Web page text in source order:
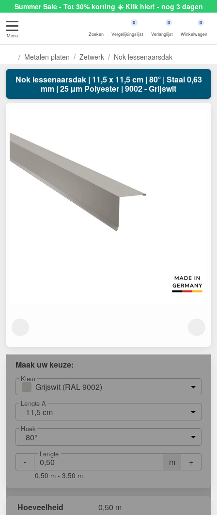
Summer Sale - Tot 30% korting ☀️ Klik hier! - nog 3 dagen
Menu Zoeken
0
Vergelijkingslijst
0
Verlanglijst
0
Winkelwagen
Metalen platen Zetwerk Nok lessenaarsdak
Nok lessenaarsdak | 11,5 x 11,5 cm | 80° | Staal 0,63
mm | 25 µm Polyester | 9002 - Grijswit
Maak uw keuze:
Kleur
Grijswit (RAL 9002)
Lengte A
11,5 cm
Hoek
80°
- m
Lengte
+
0,50 m - 3,50 m
Hoeveelheid
0,50 m